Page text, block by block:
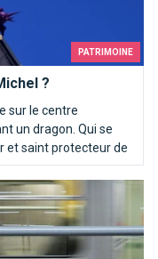
PATRIMOINE
?
sur le centre
un dragon. Qui se
et saint protecteur de